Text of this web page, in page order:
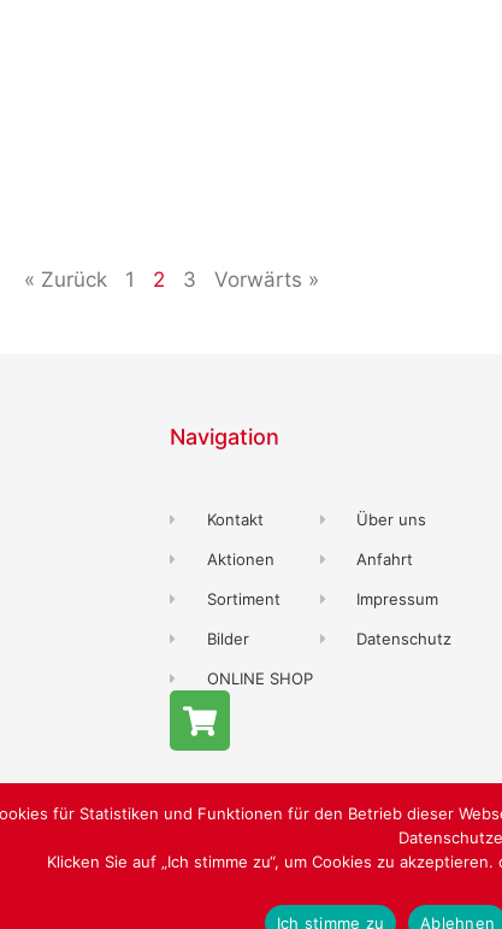
« Zurück 1 2 3 Vorwärts »
Navigation
Kontakt
Aktionen
Sortiment
Bilder
ONLINE SHOP
Über uns
Anfahrt
Impressum
Datenschutz
für Statistiken und Funktionen für den Betrieb dieser
Klicken Sie auf „Ich stimme zu“, um Cookies zu
Ich stimme zu Ablehnen